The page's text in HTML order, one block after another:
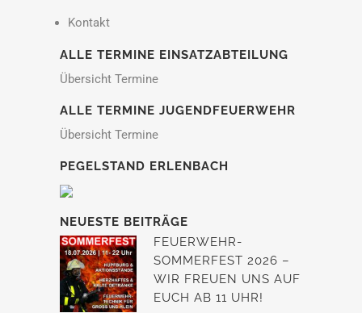
Kontakt
ALLE TERMINE EINSATZABTEILUNG
Übersicht Termine
ALLE TERMINE JUGENDFEUERWEHR
Übersicht Termine
PEGELSTAND ERLENBACH
NEUESTE BEITRÄGE
FEUERWEHR-
SOMMERFEST 2026 –
WIR FREUEN UNS AUF
EUCH AB 11 UHR!